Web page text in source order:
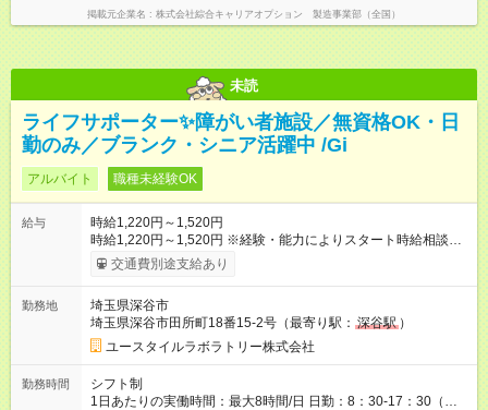
掲載元企業名 株式会社綜合キャリアオプション 製造事業部（全国）
未読
ライフサポーター✨障がい者施設／無資格OK・日
勤のみ／ブランク・シニア活躍中 /Gi
アルバイト 職種未経験OK
給与
時給1,220円～1,520円
時給1,220円～1,520円 ※経験・能力によりスタート時給相談
可・昇給可 ＜給与例＞ 週4日×6時間×1,220円＝約117,100円
【試用期間】試用期間あり 試用期間の長さ：3ヶ月 雇用形態、
交通費別途支給あり
勤務地
埼玉県深谷市
埼玉県深谷市田所町18番15-2号（最寄り駅： 深谷駅 ）
ユースタイルラボラトリー株式会社
勤務時間
シフト制
1日あたりの実働時間：最大8時間/日 日勤：8：30-17：30（休